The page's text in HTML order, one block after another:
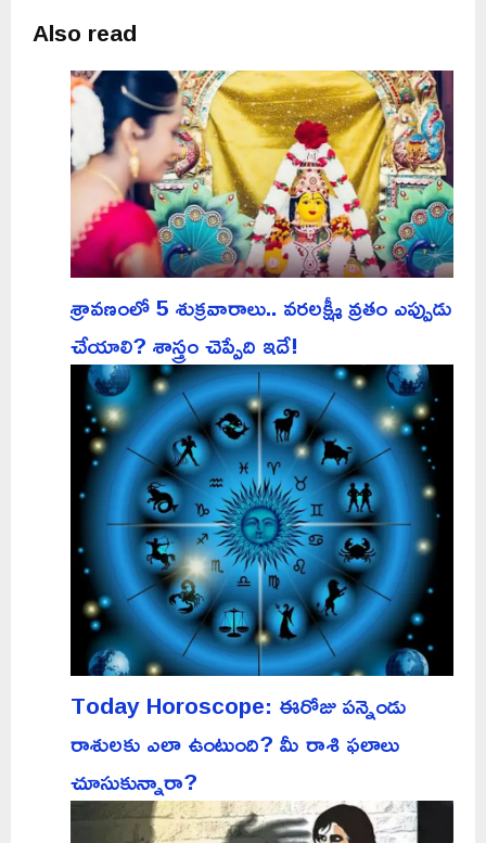
Also read
శ్రావణంలో 5 శుక్రవారాలు.. వరలక్ష్మీ వ్రతం ఎప్పుడు
చేయాలి? శాస్త్రం చెప్పేది ఇదే!
Today Horoscope: ఈరోజు పన్నెండు
రాశులకు ఎలా ఉంటుంది? మీ రాశి ఫలాలు
చూసుకున్నారా?